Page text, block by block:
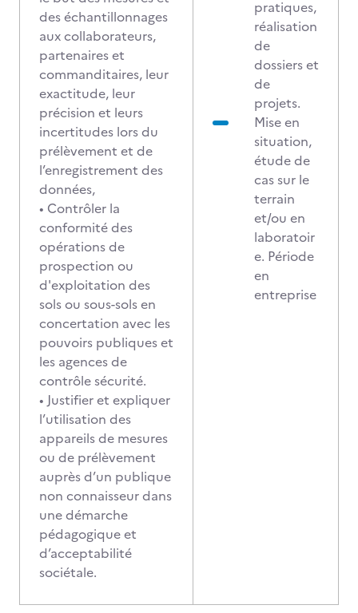
des échantillonnages
aux collaborateurs,
partenaires et
commanditaires, leur
exactitude, leur
précision et leurs
incertitudes lors du
prélèvement et de
l’enregistrement des
données,
• Contrôler la
conformité des
opérations de
prospection ou
d'exploitation des
sols ou sous-sols en
concertation avec les
pouvoirs publiques et
les agences de
contrôle sécurité.
• Justifier et expliquer
l’utilisation des
appareils de mesures
ou de prélèvement
auprès d’un publique
non connaisseur dans
une démarche
pédagogique et
d’acceptabilité
sociétale.
pratiques,
réalisation
de
dossiers et
de
projets.
Mise en
situation,
étude de
cas sur le
terrain
et/ou en
laboratoir
e. Période
en
entreprise